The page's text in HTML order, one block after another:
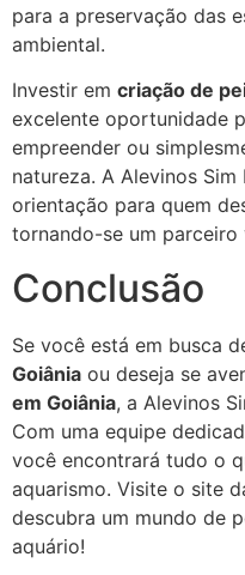
para a preservação das
ambiental.
Investir em criação de
excelente oportunidade
empreender ou
natureza. A Alevinos
orientação para quem
tornando-se um parceiro
Conclusão
Se você está em busca
Goiânia ou deseja se
em Goiânia, a Alevinos
Com uma equipe
você encontrará tudo o
aquarismo. Visite o site
descubra um mundo de
aquário!